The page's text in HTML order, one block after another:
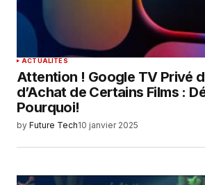
ACTUALITÉS
Attention ! Google TV Privé
d’Achat de Certains Films :
Pourquoi!
by Future Tech10 janvier 2025